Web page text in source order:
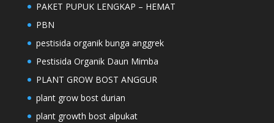
PAKET PUPUK LENGKAP – HEMAT
PBN
pestisida organik bunga anggrek
Pestisida Organik Daun Mimba
PLANT GROW BOST ANGGUR
plant grow bost durian
plant growth bost alpukat